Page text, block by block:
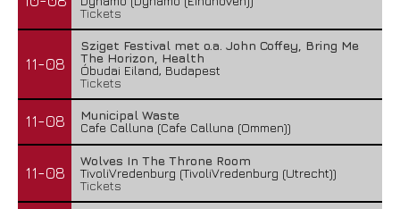
Tickets
11-08
Sziget Festival met o.a. John Coffey, Bring Me
The Horizon, Health
Óbudai Eiland, Budapest
Tickets
11-08
Municipal Waste
Cafe Calluna (Cafe Calluna (Ommen))
11-08
Wolves In The Throne Room
TivoliVredenburg (TivoliVredenburg (Utrecht))
Tickets